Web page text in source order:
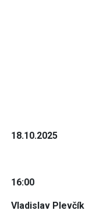
18.10.2025
16:00
Vladislav Plevčík